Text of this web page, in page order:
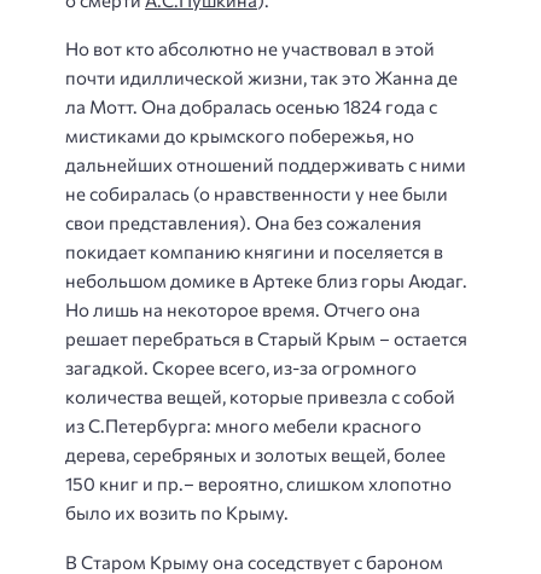
Но вот кто абсолютно не участвовал в этой
почти идиллической жизни, так это Жанна де
ла Мотт. Она добралась осенью 1824 года с
мистиками до крымского побережья, но
дальнейших отношений поддерживать с ними
не собиралась (о нравственности у нее были
свои представления). Она без сожаления
покидает компанию княгини и поселяется в
небольшом домике в Артеке близ горы Аюдаг.
Но лишь на некоторое время. Отчего она
решает перебраться в Старый Крым – остается
загадкой. Скорее всего, из-за огромного
количества вещей, которые привезла с собой
из С.Петербурга: много мебели красного
дерева, серебряных и золотых вещей, более
150 книг и пр.– вероятно, слишком хлопотно
было их возить по Крыму.
В Старом Крыму она соседствует с бароном